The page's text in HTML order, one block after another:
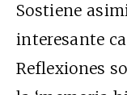
Sostiene
interesante
Reflexiones